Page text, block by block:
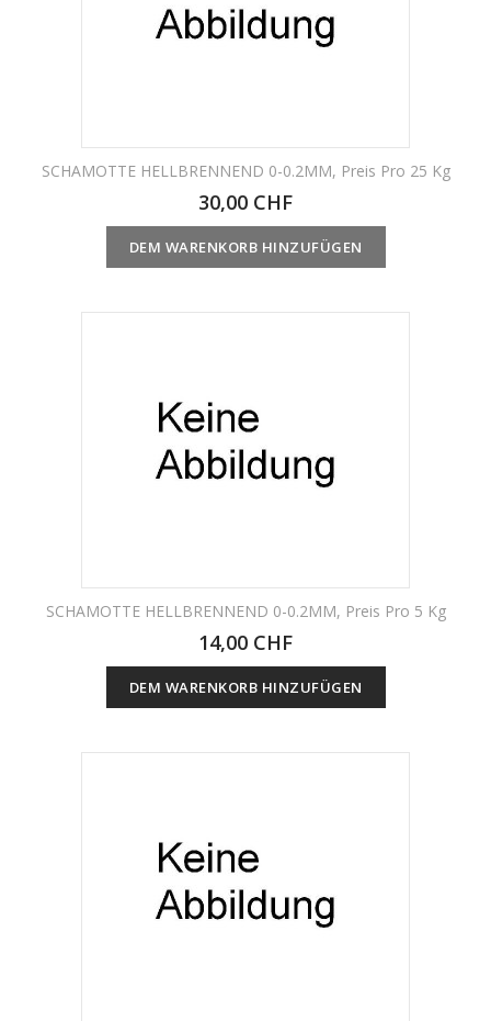
Nicht Auf Lager
SCHAMOTTE HELLBRENNEND 0-0.2MM, Preis Pro 25 Kg
30,00 CHF
DEM WARENKORB HINZUFÜGEN
SCHAMOTTE HELLBRENNEND 0-0.2MM, Preis Pro 5 Kg
14,00 CHF
DEM WARENKORB HINZUFÜGEN